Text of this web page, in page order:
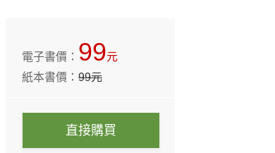
電子書價： 99元
紙本書價：99元
直接購買